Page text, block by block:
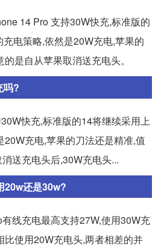
14 Pro 支持30W快充,标准版的
电策略,依然是20W充电,苹果的
是自从苹果取消送充电头。
吗?
快充,标准版的14将继续采用上
充电,苹果的刀法还是精准,值
送充电头后,30W充电头...
20w还是30w?
线充电最高支持27W,使用30W充
比使用20W充电头,两者相差的并